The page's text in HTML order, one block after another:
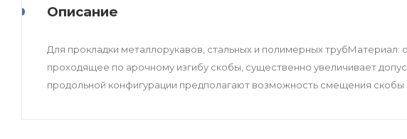
Описание
Для прокладки металлорукавов, стальных и полимерных трубМатериал:
проходящее по арочному изгибу скобы, существенно увеличивает
продольной конфигурации предполагают возможность смещения